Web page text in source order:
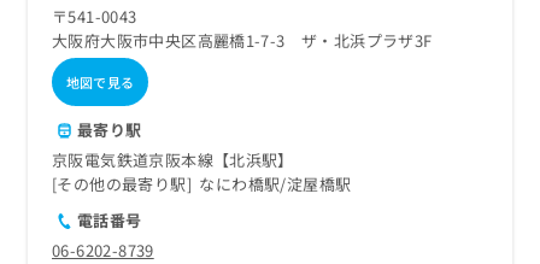
〒541-0043
大阪府大阪市中央区高麗橋1-7-3 ザ・北浜プラザ3F
地図で見る
最寄り駅
京阪電気鉄道京阪本線【北浜駅】
その他の最寄り駅
なにわ橋駅 淀屋橋駅
電話番号
06-6202-8739